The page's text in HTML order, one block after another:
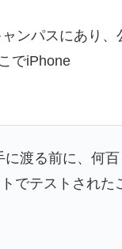
ンパスにあり、
でiPhone
渡る前に、何
でテストされた